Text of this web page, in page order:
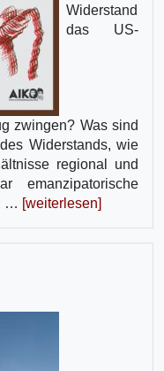
Widerstand
das US-
zwingen? Was sind
Widerstands, wie
regional und
emanzipatorische
… [weiterlesen]